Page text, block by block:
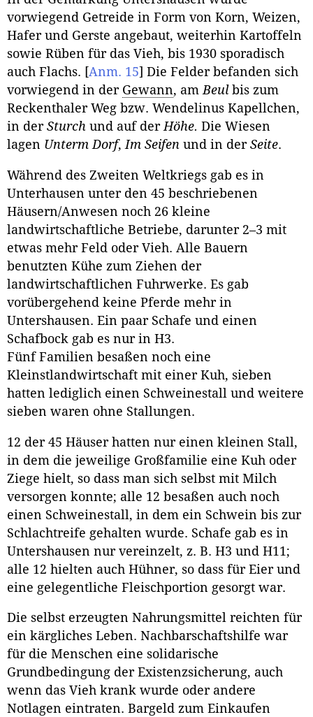
vorwiegend Getreide in Form von Korn, Weizen,
Hafer und Gerste angebaut, weiterhin Kartoffeln
sowie Rüben für das Vieh, bis 1930 sporadisch
auch Flachs. [Anm. 15] Die Felder befanden sich
vorwiegend in der Gewann, amBeul bis zum
Reckenthaler Weg bzw. Wendelinus Kapellchen,
in der Sturch und auf derHöhe. Die Wiesen
lagen Unterm Dorf,Im Seifen und in der Seite.
Während des Zweiten Weltkriegs gab es in
Unterhausen unter den 45 beschriebenen
Häusern/Anwesen noch 26 kleine
landwirtschaftliche Betriebe, darunter 2–3 mit
etwas mehr Feld oder Vieh. Alle Bauern
benutzten Kühe zum Ziehen der
landwirtschaftlichen Fuhrwerke. Es gab
vorübergehend keine Pferde mehr in
Untershausen. Ein paar Schafe und einen
Schafbock gab es nur in H3.
Fünf Familien besaßen noch eine
Kleinstlandwirtschaft mit einer Kuh, sieben
hatten lediglich einen Schweinestall und weitere
sieben waren ohne Stallungen.
12 der 45 Häuser hatten nur einen kleinen Stall,
in dem die jeweilige Großfamilie eine Kuh oder
Ziege hielt, so dass man sich selbst mit Milch
versorgen konnte; alle 12 besaßen auch noch
einen Schweinestall, in dem ein Schwein bis zur
Schlachtreife gehalten wurde. Schafe gab es in
Untershausen nur vereinzelt, z. B. H3 und H11;
alle 12 hielten auch Hühner, so dass für Eier und
eine gelegentliche Fleischportion gesorgt war.
Die selbst erzeugten Nahrungsmittel reichten für
ein kärgliches Leben. Nachbarschaftshilfe war
für die Menschen eine solidarische
Grundbedingung der Existenzsicherung, auch
wenn das Vieh krank wurde oder andere
Notlagen eintraten. Bargeld zum Einkaufen